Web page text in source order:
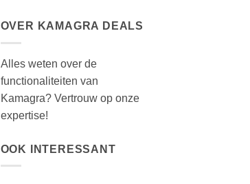
OVER KAMAGRA DEALS
Alles weten over de
functionaliteiten van
Kamagra? Vertrouw op onze
expertise!
OOK INTERESSANT